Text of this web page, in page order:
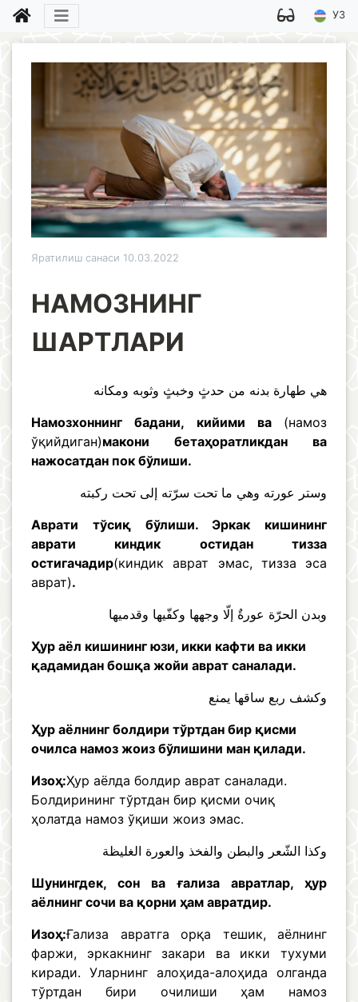
УЗ
Яратилиш санаси 10.03.2022
НАМОЗНИНГ
ШАРТЛАРИ
هي طهارة بدنه من حدثٍ وخبثٍ وثوبه ومكانه
Намозхоннинг бадани, кийими ва (намоз
ўқийдиган)макони бетаҳоратликдан ва
нажосатдан пок бўлиши.
وستر عورته وهي ما تحت سرّته إلى تحت ركبته
Аврати тўсиқ бўлиши. Эркак кишининг
аврати киндик остидан тизза
остигачадир(киндик аврат эмас, тизза эса
аврат).
وبدن الحرّة عورةٌ إلّا وجهها وكفّيها وقدميها
Ҳур аёл кишининг юзи, икки кафти ва икки
қадамидан бошқа жойи аврат саналади.
وكشف ربع ساقها يمنع
Ҳур аёлнинг болдири тўртдан бир қисми
очилса намоз жоиз бўлишини ман қилади.
Изоҳ:Ҳур аёлда болдир аврат саналади.
Болдирининг тўртдан бир қисми очиқ
ҳолатда намоз ўқиши жоиз эмас.
وكذا الشّعر والبطن والفخذ والعورة الغليظة
Шунингдек, сон ва ғализа авратлар, ҳур
аёлнинг сочи ва қорни ҳам авратдир.
Изоҳ:Ғализа авратга орқа тешик, аёлнинг
фаржи, эркакнинг закари ва икки тухуми
киради. Уларнинг алоҳида-алоҳида олганда
тўртдан бири очилиши ҳам намоз